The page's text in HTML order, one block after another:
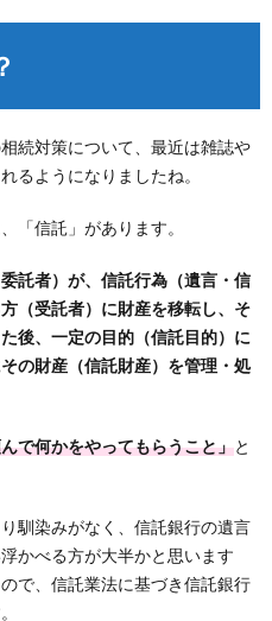
続対策について、最近は雑誌や
るようになりましたね。
「信託」があります。
託者）が、信託行為（遺言・信
（受託者）に財産を移転し、そ
後、一定の目的（信託目的）に
の財産（信託財産）を管理・処
で何かをやってもらうこと」と
馴染みがなく、信託銀行の遺言
かべる方が大半かと思います
で、信託業法に基づき信託銀行